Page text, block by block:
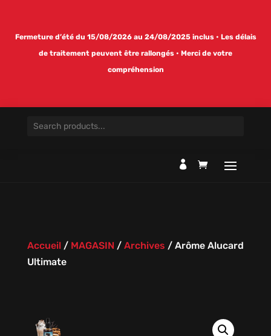
Fermeture d’été du 15/08/2026 au 24/08/2025 inclus • Les délais
de traitement peuvent être rallongés • Merci de votre
compréhension

Accueil/ MAGASIN / Archives / Arôme Alucard
Ultimate